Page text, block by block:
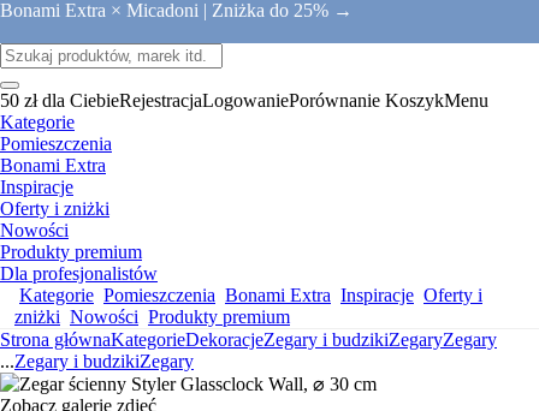
Bonami Extra × Micadoni | Zniżka do 25% →
50 zł dla CiebieRejestracjaLogowaniePorównanie KoszykMenu
Kategorie
Pomieszczenia
Bonami Extra
Inspiracje
Oferty i zniżki
Nowości
Produkty premium
Dla profesjonalistów
Kategorie Pomieszczenia Bonami Extra Inspiracje Oferty i
zniżki Nowości Produkty premium
Strona głównaKategorieDekoracjeZegary i budzikiZegaryZegary
...Zegary i budzikiZegary
Zobacz galerię zdjęć